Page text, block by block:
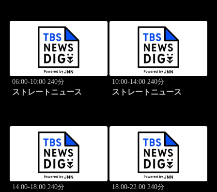
06:00-10:00 240分
ストレートニュース
10:00-14:00 240分
ストレートニュース
14:00-18:00 240分 18:00-22:00 240分